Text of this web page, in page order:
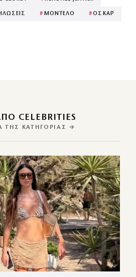
# ΜΟΝΤΕΛΟ #ΟΣΚΑΡ
CELEBRITIES
ΤΗΣ ΚΑΤΗΓΟΡΊΑΣ →